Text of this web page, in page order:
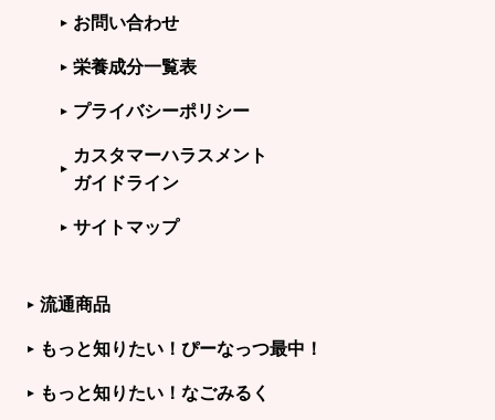
お問い合わせ
栄養成分一覧表
プライバシーポリシー
カスタマーハラスメント
ガイドライン
サイトマップ
流通商品
もっと知りたい！ぴーなっつ最中！
もっと知りたい！なごみるく